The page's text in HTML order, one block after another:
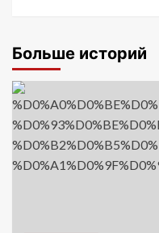
Больше историй